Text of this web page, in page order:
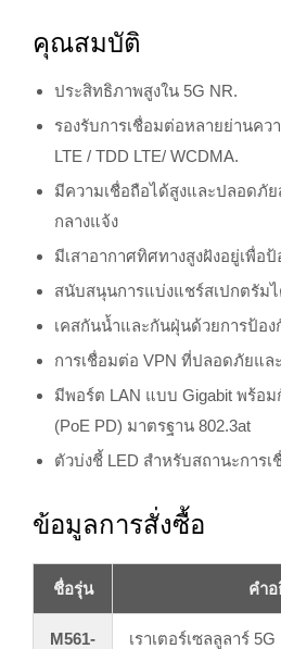
คุณสมบัติ
ประสิทธิภาพสูงใน 5G NR.
รองรับการเชื่อมต่อหลายย่านคว
LTE / TDD LTE/ WCDMA.
มีความเชื่อถือได้สูงและปลอดภัย
กลางแจ้ง
มีเสาอากาศทิศทางสูงฝังอยู่เพื่อ
สนับสนุนการแบ่งแชร์สเปกตรัม
เคสกันน้ำและกันฝุ่นด้วยการป้อง
การเชื่อมต่อ VPN ที่ปลอดภัยแล
มีพอร์ต LAN แบบ Gigabit พร้อม
(PoE PD) มาตรฐาน 802.3at
ตัวบ่งชี้ LED สำหรับสถานะการ
ข้อมูลการสั่งซื้อ
ชื่อรุ่น คำ
M561-
เราเตอร์เซลลูลาร์